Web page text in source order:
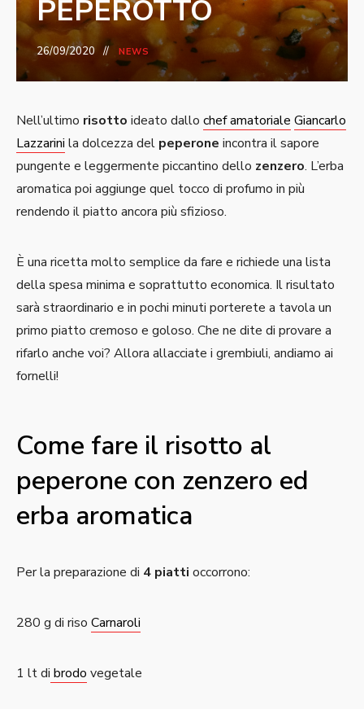
PEPEROTTO
26/09/2020 NEWS
Nell’ultimo risotto ideato dallo chef amatoriale Giancarlo
Lazzarini la dolcezza del peperone incontra il sapore
pungente e leggermente piccantino dello zenzero. L’erba
aromatica poi aggiunge quel tocco di profumo in più
rendendo il piatto ancora più sfizioso.
È una ricetta molto semplice da fare e richiede una lista
della spesa minima e soprattutto economica. Il risultato
sarà straordinario e in pochi minuti porterete a tavola un
primo piatto cremoso e goloso. Che ne dite di provare a
rifarlo anche voi? Allora allacciate i grembiuli, andiamo ai
fornelli!
Come fare il risotto al
peperone con zenzero ed
erba aromatica
Per la preparazione di 4 piatti occorrono:
280 g di riso Carnaroli
1 lt di brodo vegetale